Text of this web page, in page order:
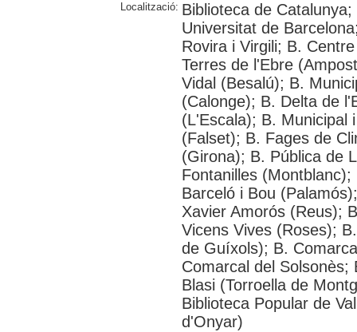
Localització: Biblioteca de
Universitat de
Rovira i Virgili; B.
Terres de l'Ebre
Vidal (Besalú); B.
(Calonge); B. Delta de
(L'Escala); B. Municipal
(Falset); B. Fages de
(Girona); B. Pública de
Fontanilles
Barceló i Bou
Xavier Amorós (Reus);
Vicens Vives (Roses);
de Guíxols); B.
Comarcal del Solsonès;
Blasi (Torroella de
Biblioteca Popular de
d'Onyar)